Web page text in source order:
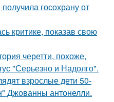
госохрану от
критике, показав свою
черетти, похоже,
"Серьезно и Надолго".
взрослые дети 50-
Джованны антонелли.